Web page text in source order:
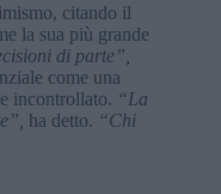
citando il
la sua più grande
di parte”,
come una
incontrollato. “La
ha detto. “Chi